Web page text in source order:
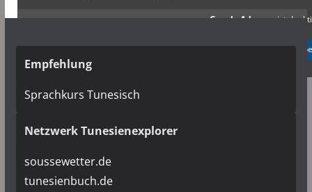
Google Adsense ist
✓ Erlauben
Empfehlung
Sprachkurs Tunesisch
Netzwerk Tunesienexplorer
soussewetter.de
tunesienbuch.de